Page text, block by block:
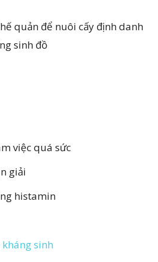
quản để nuôi cấy định danh
sinh đồ
việc quá sức
giải
histamin
kháng sinh